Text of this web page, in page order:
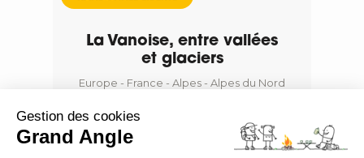
Gestion des cookies
Grand Angle
La Vanoise, entre vallées
et glaciers
Europe - France - Alpes - Alpes du Nord
Niveau